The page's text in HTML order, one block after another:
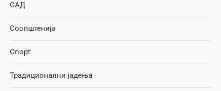
САД
Соопштенија
Спорт
Традиционални јадења